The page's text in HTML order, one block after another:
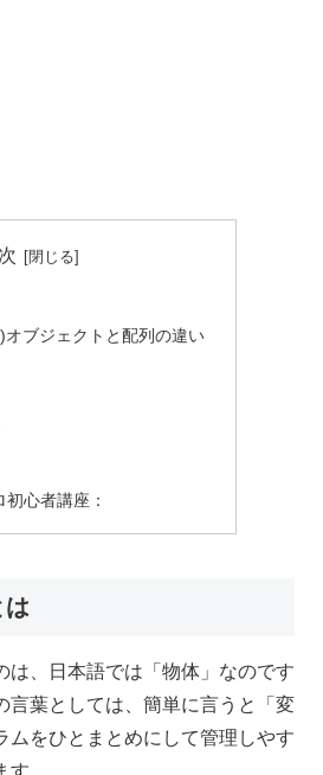
ブジェクトと配列の違い
心者講座：
は
は、日本語では「物体」なのです
言葉としては、簡単に言うと「変
ムをひとまとめにして管理しやす
。